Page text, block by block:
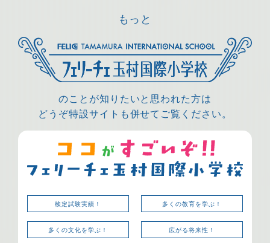
もっと
のことが知りたいと思われた方は
どうぞ特設サイトも併せてご覧ください。
検定試験実績！ 多くの教育を学ぶ！
多くの文化を学ぶ！ 広がる将来性！